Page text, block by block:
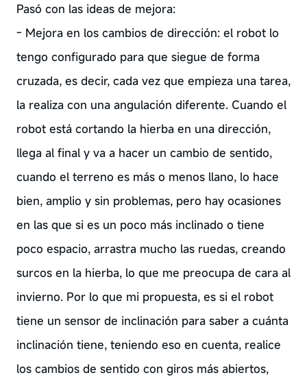
Pasó con las ideas de mejora:
- Mejora en los cambios de dirección: el robot lo
tengo configurado para que siegue de forma
cruzada, es decir, cada vez que empieza una tarea,
la realiza con una angulación diferente. Cuando el
robot está cortando la hierba en una dirección,
llega al final y va a hacer un cambio de sentido,
cuando el terreno es más o menos llano, lo hace
bien, amplio y sin problemas, pero hay ocasiones
en las que si es un poco más inclinado o tiene
poco espacio, arrastra mucho las ruedas, creando
surcos en la hierba, lo que me preocupa de cara al
invierno. Por lo que mi propuesta, es si el robot
tiene un sensor de inclinación para saber a cuánta
inclinación tiene, teniendo eso en cuenta, realice
los cambios de sentido con giros más abiertos,